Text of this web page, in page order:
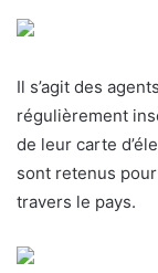
Il s’agit des
régulièrement
de leur carte
sont retenus
travers le pays.